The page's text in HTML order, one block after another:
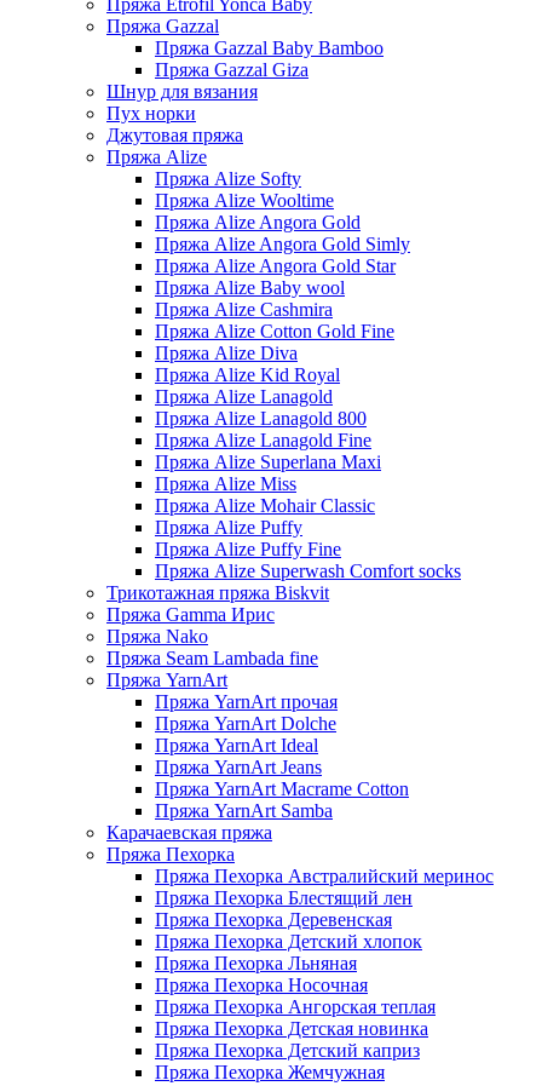
Пряжа Gazzal
Пряжа Gazzal Baby Bamboo
Пряжа Gazzal Giza
Шнур для вязания
Пух норки
Джутовая пряжа
Пряжа Alize
Пряжа Alize Softy
Пряжа Alize Wooltime
Пряжа Alize Angora Gold
Пряжа Alize Angora Gold Simly
Пряжа Alize Angora Gold Star
Пряжа Alize Baby wool
Пряжа Alize Cashmira
Пряжа Alize Cotton Gold Fine
Пряжа Alize Diva
Пряжа Alize Kid Royal
Пряжа Alize Lanagold
Пряжа Alize Lanagold 800
Пряжа Alize Lanagold Fine
Пряжа Alize Superlana Maxi
Пряжа Alize Miss
Пряжа Alize Mohair Classic
Пряжа Alize Puffy
Пряжа Alize Puffy Fine
Пряжа Alize Superwash Comfort socks
Трикотажная пряжа Biskvit
Пряжа Gamma Ирис
Пряжа Nako
Пряжа Seam Lambada fine
Пряжа YarnArt
Пряжа YarnArt прочая
Пряжа YarnArt Dolche
Пряжа YarnArt Ideal
Пряжа YarnArt Jeans
Пряжа YarnArt Macrame Cotton
Пряжа YarnArt Samba
Карачаевская пряжа
Пряжа Пехорка
Пряжа Пехорка Австралийский меринос
Пряжа Пехорка Блестящий лен
Пряжа Пехорка Деревенская
Пряжа Пехорка Детский хлопок
Пряжа Пехорка Льняная
Пряжа Пехорка Носочная
Пряжа Пехорка Ангорская теплая
Пряжа Пехорка Детская новинка
Пряжа Пехорка Детский каприз
Пряжа Пехорка Жемчужная